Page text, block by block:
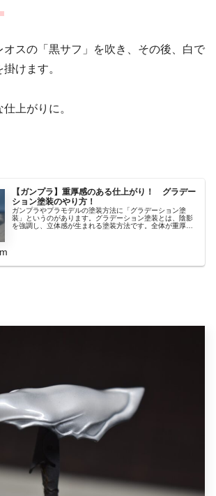
オスの「黒サフ」を吹き、その後、白で
けます。
上がりに。
【ガンプラ】重厚感のある仕上がり！ グラデー
ション塗装のやり方！
ガンプラやプラモデルの塗装方法に「グラデーション塗
装」というのがあります。グラデーション塗装とは、陰影
を強調し、立体感が生まれる塗装方法です。全体が重厚な